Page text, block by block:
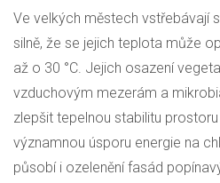
Ve velkých městech vstřebávají
silně, že se jejich teplota může
až o 30 °C. Jejich osazení
vzduchovým mezerám a
zlepšit tepelnou stabilitu
významnou úsporu energie na
působí i ozelenění fasád